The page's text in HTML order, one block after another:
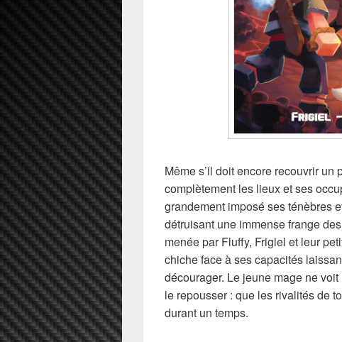
Même s’il doit encore recouvrir
complètement les lieux et ses
grandement imposé ses ténèbres
détruisant une immense frange
menée par Fluffy, Frigiel et leur
chiche face à ses capacités
décourager. Le jeune mage ne
le repousser : que les rivalités de
durant un temps.